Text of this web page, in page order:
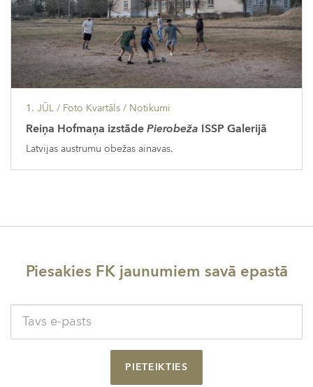
1. JŪL / Foto Kvartāls / Notikumi
Reiņa Hofmaņa izstādePierobeža ISSP Galerijā
Latvijas austrumu obežas ainavas.
Piesakies FK jaunumiem savā epastā
PIETEIKTIES